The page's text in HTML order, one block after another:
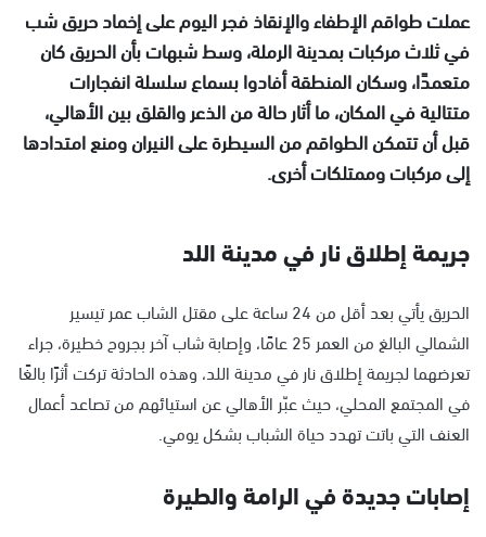
عملت طواقم الإطفاء والإنقاذ فجر اليوم على إخماد حريق شب
في ثلاث مركبات بمدينة الرملة، وسط شبهات بأن الحريق كان
متعمدًا، وسكان المنطقة أفادوا بسماع سلسلة انفجارات
متتالية في المكان، ما أثار حالة من الذعر والقلق بين الأهالي،
قبل أن تتمكن الطواقم من السيطرة على النيران ومنع امتدادها
إلى مركبات وممتلكات أخرى.
جريمة إطلاق نار في مدينة اللد
الحريق يأتي بعد أقل من 24 ساعة على مقتل الشاب عمر تيسير
الشمالي البالغ من العمر 25 عامًا، وإصابة شاب آخر بجروح خطيرة، جراء
تعرضهما لجريمة إطلاق نار في مدينة اللد، وهذه الحادثة تركت أثرًا بالغًا
في المجتمع المحلي، حيث عبّر الأهالي عن استيائهم من تصاعد أعمال
العنف التي باتت تهدد حياة الشباب بشكل يومي.
إصابات جديدة في الرامة والطيرة